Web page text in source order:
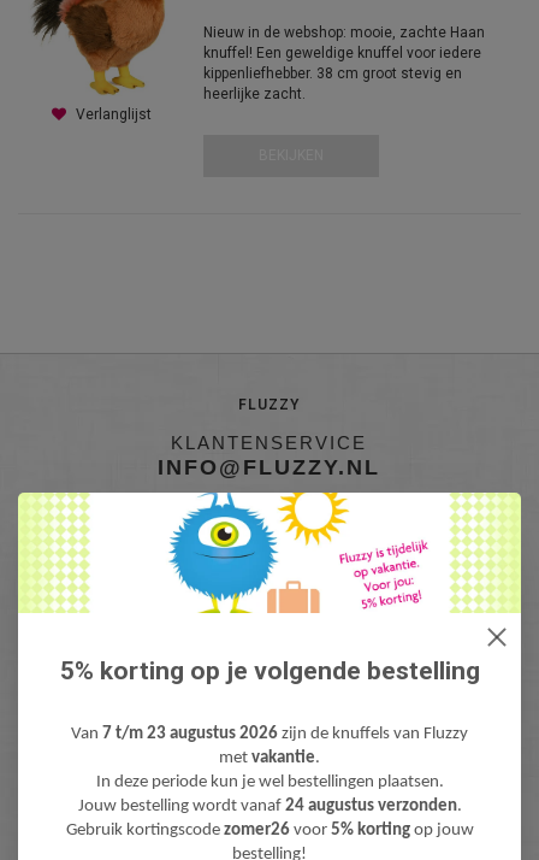
Verlanglijst
Nieuw in de webshop: mooie, zachte Haan
knuffel! Een geweldige knuffel voor iedere
kippenliefhebber. 38 cm groot stevig en
heerlijke zacht.
FLUZZY
KLANTENSERVICE
INFO@FLUZZY.NL
Fluzzy is de webshop met bijzondere Knuffels & Pluche! Lieve teddyberen,
mooie knuffeldieren, gekke fantasie & fun knuffels, pluche figuren bekend
van Film & TV en zacht pluche baby speelgoed. Levertijd: 1-3 werdagen.
Gratis verzending (NL) boven €40,-
5% korting op je volgende bestelling
Van 7 t/m 23 augustus 2026 zijn de knuffels van Fluzzy
met vakantie.
In deze periode kun je wel bestellingen plaatsen.
Jouw bestelling wordt vanaf 24 augustus verzonden.
Gebruik kortingscode zomer26 voor 5% kortingop jouw
bestelling!